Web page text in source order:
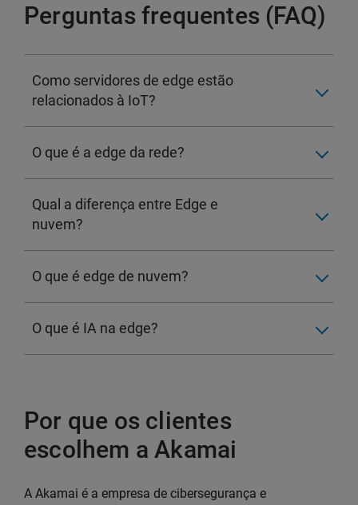
Perguntas frequentes (FAQ)
Como servidores de edge estão
relacionados à IoT?
O que é a edge da rede?
Qual a diferença entre Edge e
nuvem?
O que é edge de nuvem?
O que é IA na edge?
Por que os clientes
escolhem a Akamai
A Akamai é a empresa de cibersegurança e